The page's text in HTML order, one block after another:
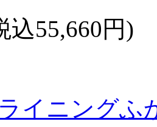
込55,660円)
イニングふ